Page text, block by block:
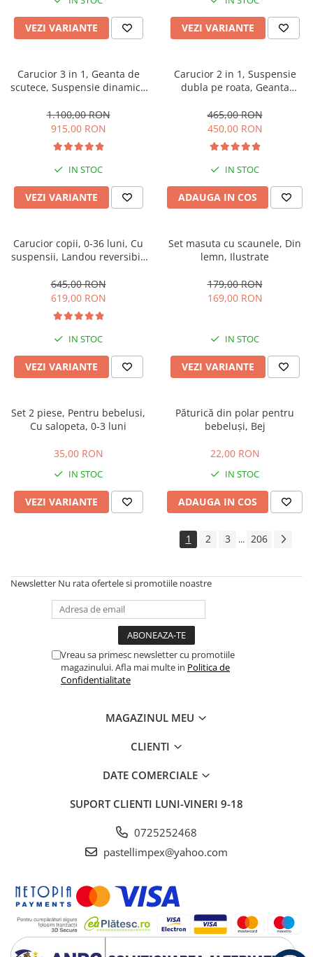
VEZI VARIANTE VEZI VARIANTE
Carucior 3 in 1, Geanta de
scutece, Suspensie dinamica
aluminiu
1.100,00 RON
915,00 RON
IN STOC
VEZI VARIANTE
Carucior 2 in 1, Suspensie
dubla pe roata, Geanta
Belecoo, turcoaz
465,00 RON
450,00 RON
IN STOC
ADAUGA IN COS
Carucior copii, 0-36 luni, Cu
suspensii, Landou reversibil,
Roata cauciuc
645,00 RON
619,00 RON
IN STOC
VEZI VARIANTE
Set masuta cu scaunele, Din
lemn, Ilustrate
179,00 RON
169,00 RON
IN STOC
VEZI VARIANTE
Set 2 piese, Pentru bebelusi,
Cu salopeta, 0-3 luni
35,00 RON
IN STOC
VEZI VARIANTE
Păturică din polar pentru
bebeluși, Bej
22,00 RON
IN STOC
ADAUGA IN COS
1 2 3 ... 206
Newsletter Nu rata ofertele si promotiile noastre
Vreau sa primesc newsletter cu promotiile
magazinului. Afla mai multe in Politica de
Confidentialitate
MAGAZINUL MEU
CLIENTI
DATE COMERCIALE
SUPORT CLIENTI LUNI-VINERI 9-18
0725252468
pastellimpex@yahoo.com